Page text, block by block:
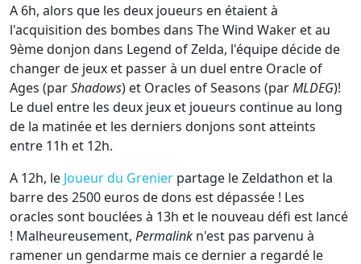
A 6h, alors que les deux joueurs en étaient à
l'acquisition des bombes dans The Wind Waker et au
9ème donjon dans Legend of Zelda, l'équipe décide de
changer de jeux et passer à un duel entre Oracle of
Ages (parShadows) et Oracles of Seasons (parMLDEG)!
Le duel entre les deux jeux et joueurs continue au long
de la matinée et les derniers donjons sont atteints
entre 11h et 12h.
A 12h, le Joueur du Grenier partage le Zeldathon et la
barre des 2500 euros de dons est dépassée ! Les
oracles sont bouclées à 13h et le nouveau défi est lancé
! Malheureusement, Permalink n'est pas parvenu à
ramener un gendarme mais ce dernier a regardé le